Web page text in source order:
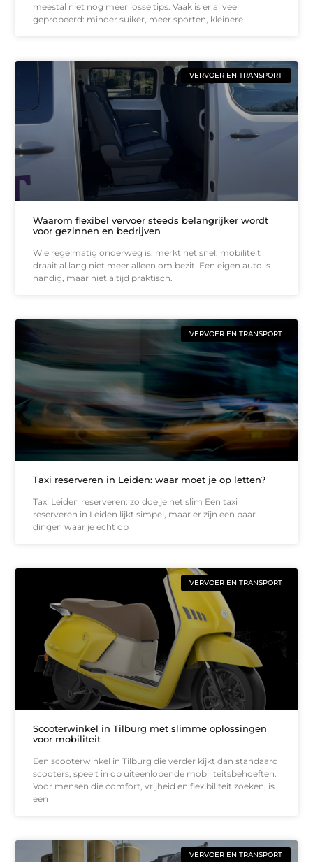
meestal niet nog meer losse tips. Vaak is er al veel
geprobeerd: minder suiker, meer sporten, kleinere
VERVOER EN TRANSPORT
Waarom flexibel vervoer steeds belangrijker wordt
voor gezinnen en bedrijven
Wie regelmatig onderweg is, merkt het snel: mobiliteit
draait al lang niet meer alleen om bezit. Een eigen auto is
handig, maar niet altijd praktisch.
VERVOER EN TRANSPORT
Taxi reserveren in Leiden: waar moet je op letten?
Taxi Leiden reserveren: zo doe je het slim Een taxi
reserveren in Leiden lijkt simpel, maar er zijn een paar
dingen waar je echt op
VERVOER EN TRANSPORT
Scooterwinkel in Tilburg met slimme oplossingen
voor mobiliteit
Een scooterwinkel in Tilburg die verder kijkt dan standaard
scooters, speelt in op uiteenlopende mobiliteitsbehoeften.
Voor mensen die comfort, vrijheid en flexibiliteit zoeken, is
een
VERVOER EN TRANSPORT